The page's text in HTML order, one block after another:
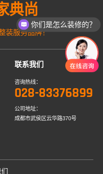
典尚
装服务品牌！
联系我们
咨询热线：
028-83376899
公司地址：
成都市武侯区云华路370号
你们是怎么装修的？